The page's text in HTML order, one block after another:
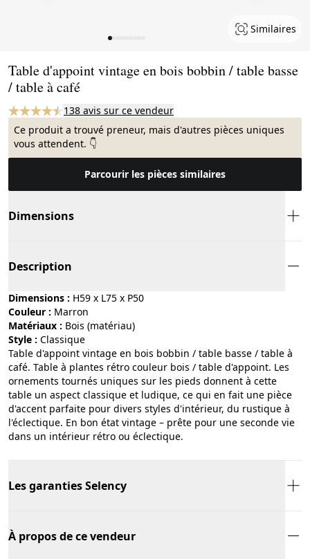
Similaires
Table d'appoint vintage en bois bobbin / table basse
/ table à café
138 avis sur ce vendeur
Ce produit a trouvé preneur, mais d'autres pièces uniques
vous attendent. 👇
Parcourir les pièces similaires
Dimensions
Description
Dimensions : H59 x L75 x P50
Couleur :
marron
Matériaux :
bois (matériau)
Style :
classique
Table d'appoint vintage en bois bobbin / table basse / table à
café. Table à plantes rétro couleur bois / table d'appoint. Les
ornements tournés uniques sur les pieds donnent à cette
table un aspect classique et ludique, ce qui en fait une pièce
d'accent parfaite pour divers styles d'intérieur, du rustique à
l'éclectique. En bon état vintage – prête pour une seconde vie
dans un intérieur rétro ou éclectique.
Les garanties Selency
À propos de ce vendeur